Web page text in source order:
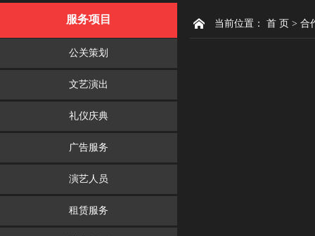
服务项目
公关策划
文艺演出
礼仪庆典
广告服务
演艺人员
租赁服务
当前位置： 首 页 > 合